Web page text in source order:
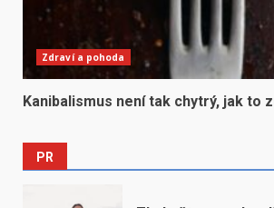
Zdraví a pohoda
Kanibalismus není tak chytrý, jak to
PR